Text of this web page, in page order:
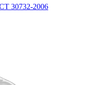
30732-2006